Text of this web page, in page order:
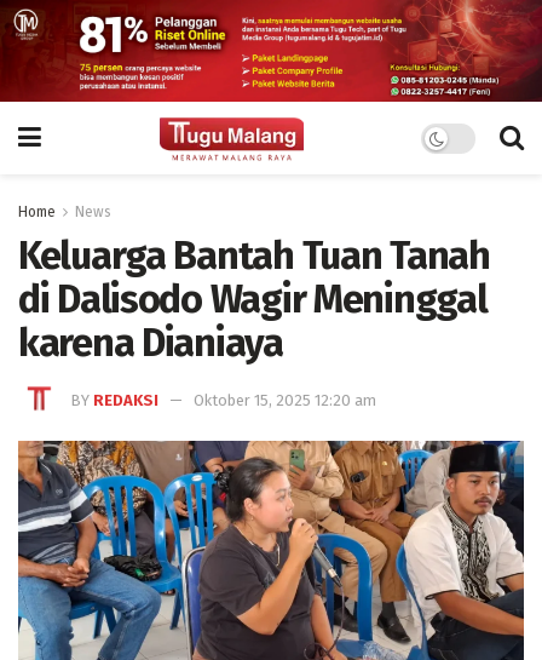
Home News
Keluarga Bantah Tuan Tanah
di Dalisodo Wagir Meninggal
karena Dianiaya
BY REDAKSI Oktober 15, 2025 12:20 am